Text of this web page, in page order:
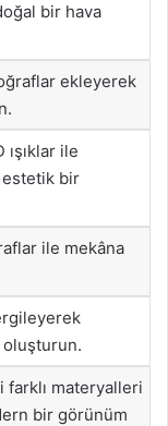
bir hava
ekleyerek
ile
estetik bir
ile mekâna
farklı materyalleri
bir görünüm